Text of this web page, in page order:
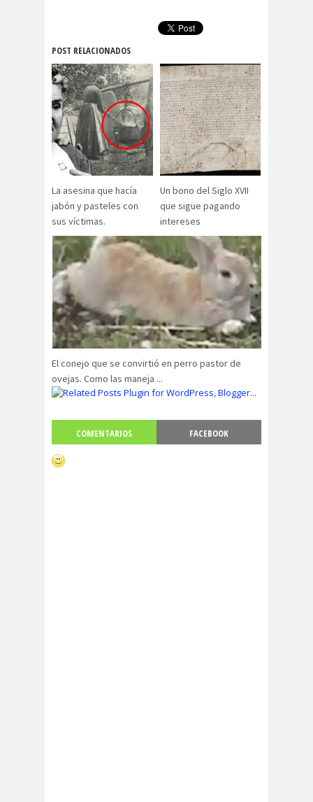
POST RELACIONADOS
La asesina que hacía
jabón y pasteles con
sus víctimas.
Un bono del Siglo XVII
que sigue pagando
intereses
El conejo que se convirtió en perro pastor de
ovejas. Como las maneja ...
COMENTARIOS FACEBOOK